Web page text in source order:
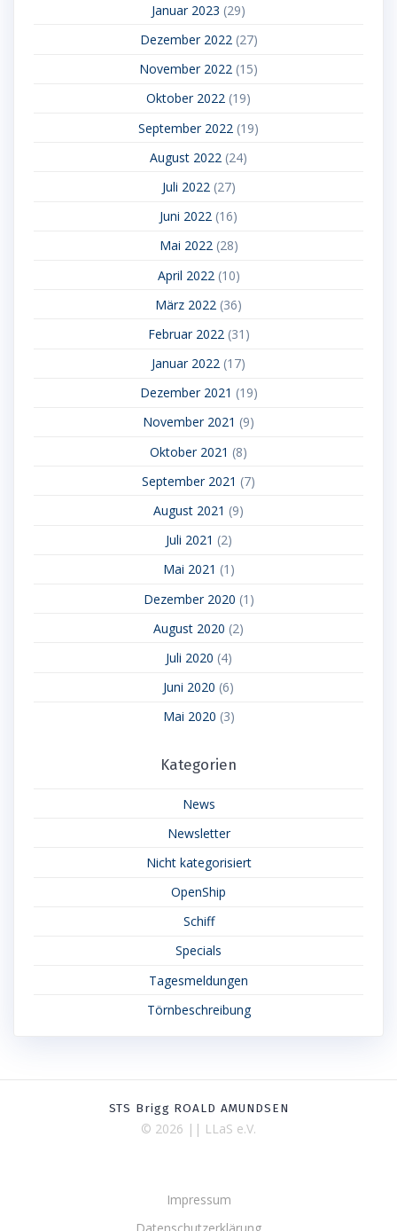
Januar 2023 (29)
Dezember 2022(27)
November 2022 (15)
Oktober 2022 (19)
September 2022 (19)
August 2022 (24)
Juli 2022(27)
Juni 2022 (16)
Mai 2022(28)
April 2022 (10)
März 2022 (36)
Februar 2022(31)
Januar 2022 (17)
Dezember 2021 (19)
November 2021 (9)
Oktober 2021 (8)
September 2021 (7)
August 2021 (9)
Juli 2021 (2)
Mai 2021 (1)
Dezember 2020 (1)
August 2020 (2)
Juli 2020 (4)
Juni 2020 (6)
Mai 2020 (3)
Kategorien
News
Newsletter
Nicht kategorisiert
OpenShip
Schiff
Specials
Tagesmeldungen
Törnbeschreibung
STS Brigg ROALD AMUNDSEN
© 2026 || LLaS e.V.
Impressum